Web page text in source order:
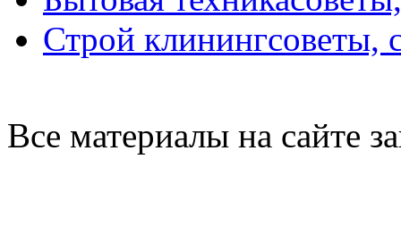
Строй клинингсоветы,
Все материалы на сайте